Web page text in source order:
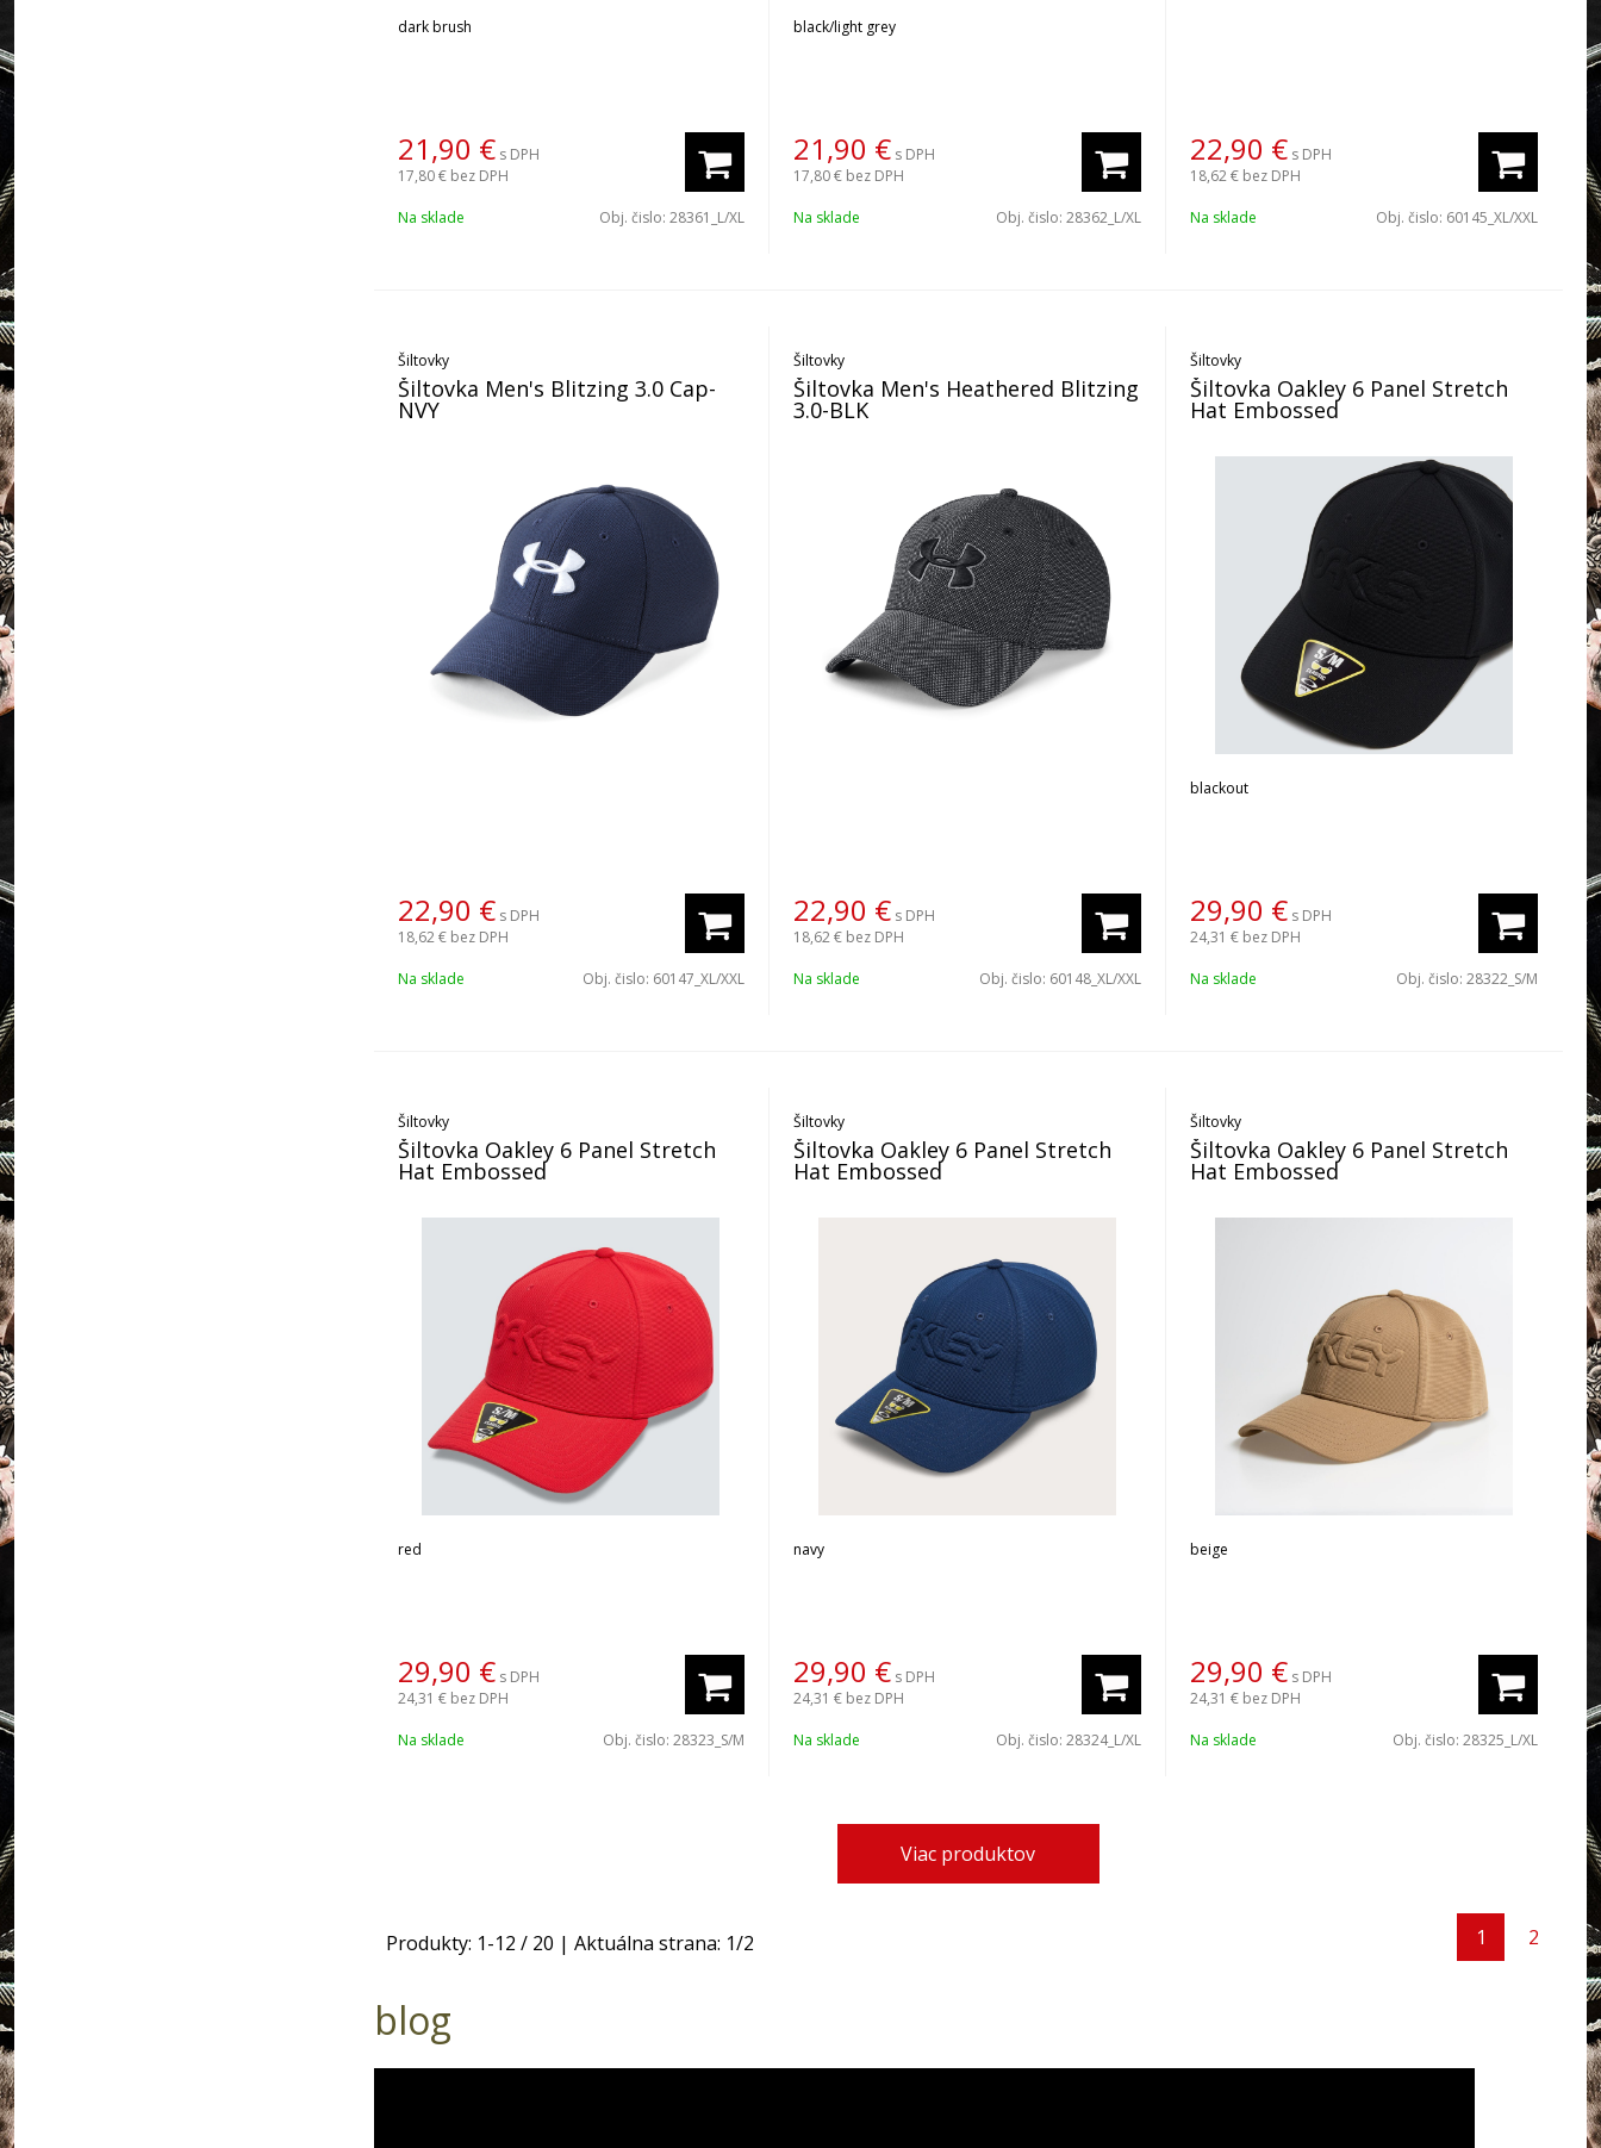
dark brush
21,90 € s DPH
17,80 € bez DPH
Na sklade Obj. čislo:28361_L/XL
black/light grey
21,90 € s DPH
17,80 € bez DPH
Na sklade Obj. čislo:28362_L/XL
22,90 € s DPH
18,62 € bez DPH
Na sklade Obj. čislo: 60145_XL/XXL
Šiltovky
Šiltovka Men's Blitzing 3.0 Cap-
NVY
22,90 € s DPH
18,62 € bez DPH
Na sklade Obj. čislo: 60147_XL/XXL
Šiltovky
Šiltovka Men's Heathered Blitzing
3.0-BLK
22,90 € s DPH
18,62 € bez DPH
Na sklade Obj. čislo: 60148_XL/XXL
Šiltovky
Šiltovka Oakley 6 Panel Stretch
Hat Embossed
blackout
29,90 € s DPH
24,31 € bez DPH
Na sklade Obj. čislo: 28322_S/M
Šiltovky
Šiltovka Oakley 6 Panel Stretch
Hat Embossed
red
29,90 € s DPH
24,31 € bez DPH
Na sklade Obj. čislo:28323_S/M
Šiltovky
Šiltovka Oakley 6 Panel Stretch
Hat Embossed
navy
29,90 € s DPH
24,31 € bez DPH
Na sklade Obj. čislo:28324_L/XL
Šiltovky
Šiltovka Oakley 6 Panel Stretch
Hat Embossed
beige
29,90 € s DPH
24,31 € bez DPH
Na sklade Obj. čislo: 28325_L/XL
Viac produktov
1 2
Produkty: 1-12 / 20 | Aktuálna strana: 1/2
blog